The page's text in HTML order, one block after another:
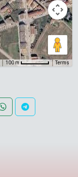
100 m Terms